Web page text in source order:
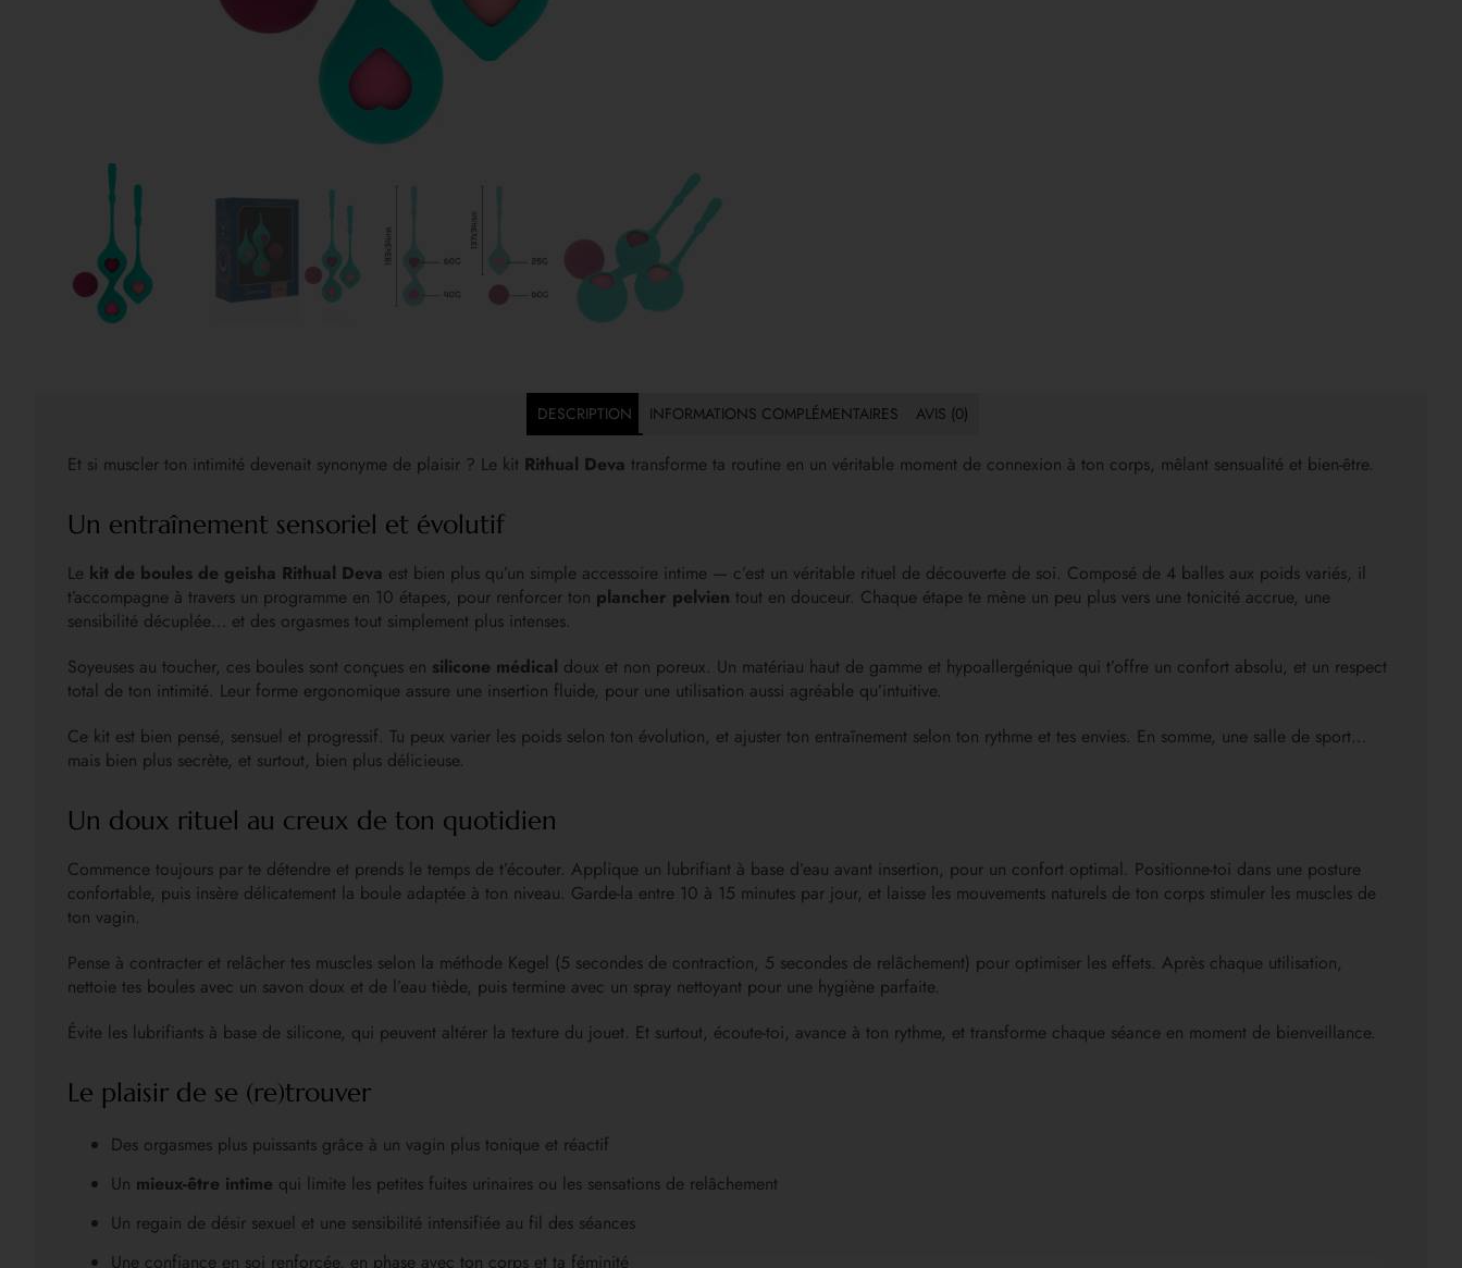
DESCRIPTION INFORMATIONS COMPLÉMENTAIRES AVIS (0)
Et si muscler ton intimité devenait synonyme de plaisir ? Le kit Rithual Deva transforme ta routine en un véritable moment de connexion à ton corps, mêlant sensualité et bien-être.
Un entraînement sensoriel et évolutif
Le kit de boules de geisha Rithual Deva est bien plus qu’un simple accessoire intime — c’est un véritable rituel de découverte de soi. Composé de 4 balles aux poids variés, il
t’accompagne à travers un programme en 10 étapes, pour renforcer ton plancher pelvien tout en douceur. Chaque étape te mène un peu plus vers une tonicité accrue, une
sensibilité décuplée… et des orgasmes tout simplement plus intenses.
Soyeuses au toucher, ces boules sont conçues en silicone médical doux et non poreux. Un matériau haut de gamme et hypoallergénique qui t’offre un confort absolu, et un respect
total de ton intimité. Leur forme ergonomique assure une insertion fluide, pour une utilisation aussi agréable qu’intuitive.
Ce kit est bien pensé, sensuel et progressif. Tu peux varier les poids selon ton évolution, et ajuster ton entraînement selon ton rythme et tes envies. En somme, une salle de sport…
mais bien plus secrète, et surtout, bien plus délicieuse.
Un doux rituel au creux de ton quotidien
Commence toujours par te détendre et prends le temps de t’écouter. Applique un lubrifiant à base d’eau avant insertion, pour un confort optimal. Positionne-toi dans une posture
confortable, puis insère délicatement la boule adaptée à ton niveau. Garde-la entre 10 à 15 minutes par jour, et laisse les mouvements naturels de ton corps stimuler les muscles de
ton vagin.
Pense à contracter et relâcher tes muscles selon la méthode Kegel (5 secondes de contraction, 5 secondes de relâchement) pour optimiser les effets. Après chaque utilisation,
nettoie tes boules avec un savon doux et de l’eau tiède, puis termine avec un spray nettoyant pour une hygiène parfaite.
Évite les lubrifiants à base de silicone, qui peuvent altérer la texture du jouet. Et surtout, écoute-toi, avance à ton rythme, et transforme chaque séance en moment de bienveillance.
Le plaisir de se (re)trouver
Des orgasmes plus puissants grâce à un vagin plus tonique et réactif
Un mieux-être intime qui limite les petites fuites urinaires ou les sensations de relâchement
Un regain de désir sexuel et une sensibilité intensifiée au fil des séances
Une confiance en soi renforcée, en phase avec ton corps et ta féminité